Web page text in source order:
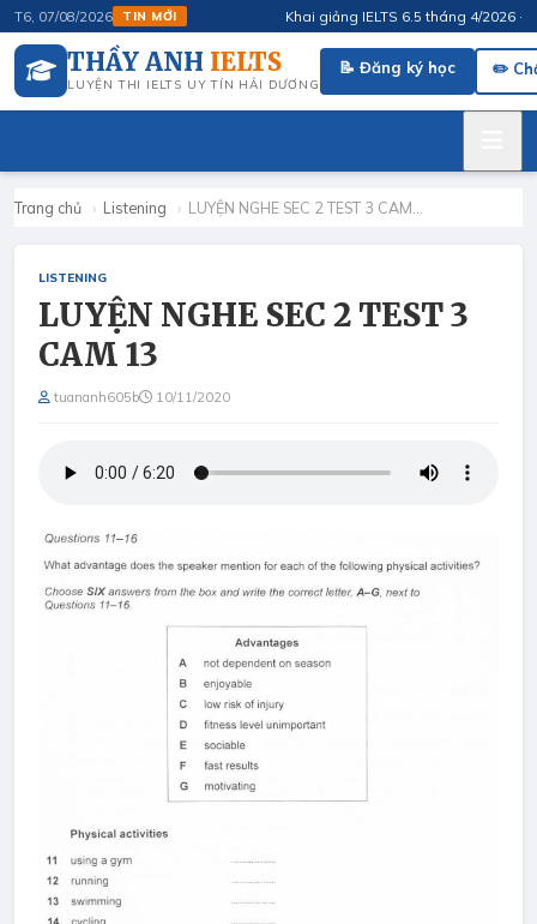
T6, 07/08/2026 TIN MỚI Khai giảng IELTS 6.5 tháng 4/2026 ·
THẦY ANH IELTS
LUYỆN THI IELTS UY TÍN HẢI DƯƠNG
📝 Đăng ký học ✏️
Trang chủ › Listening › LUYỆN NGHE SEC 2 TEST 3 CAM…
LISTENING
LUYỆN NGHE SEC 2 TEST 3
CAM 13
tuananh605b 10/11/2020